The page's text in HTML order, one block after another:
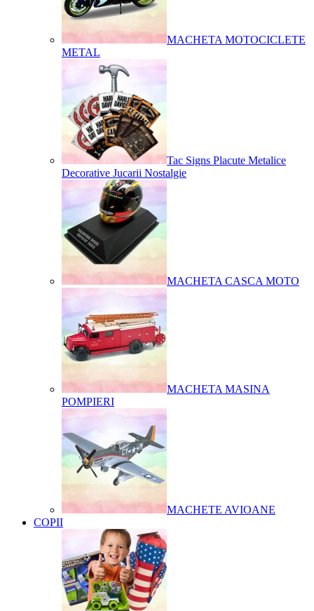
MACHETA MOTOCICLETE
METAL
Tac Signs Placute Metalice
Decorative Jucarii Nostalgie
MACHETA CASCA MOTO
MACHETA MASINA
POMPIERI
MACHETE AVIOANE
COPII